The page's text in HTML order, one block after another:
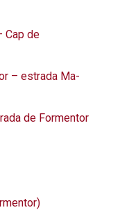
Cap de
– estrada Ma-
de Formentor